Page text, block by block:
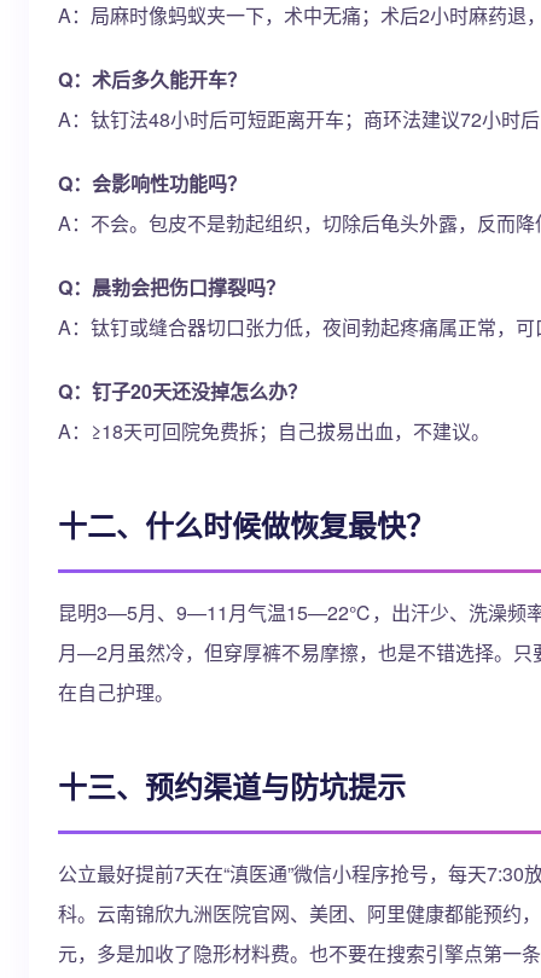
A：局麻时像蚂蚁夹一下，术中无痛；术后2小时麻药退
Q：术后多久能开车？
A：钛钉法48小时后可短距离开车；商环法建议72小时
Q：会影响性功能吗？
A：不会。包皮不是勃起组织，切除后龟头外露，反而
Q：晨勃会把伤口撑裂吗？
A：钛钉或缝合器切口张力低，夜间勃起疼痛属正常，
Q：钉子20天还没掉怎么办？
A：≥18天可回院免费拆；自己拔易出血，不建议。
十二、什么时候做恢复最快？
昆明3—5月、9—11月气温15—22℃，出汗少、洗澡频率
月—2月虽然冷，但穿厚裤不易摩擦，也是不错选择。
在自己护理。
十三、预约渠道与防坑提示
公立最好提前7天在“滇医通”微信小程序抢号，每天7:30
科。云南锦欣九洲医院官网、美团、阿里健康都能预约
元，多是加收了隐形材料费。也不要在搜索引擎点第一